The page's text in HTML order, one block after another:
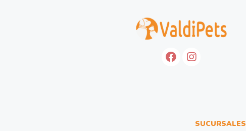
SUCURSALES